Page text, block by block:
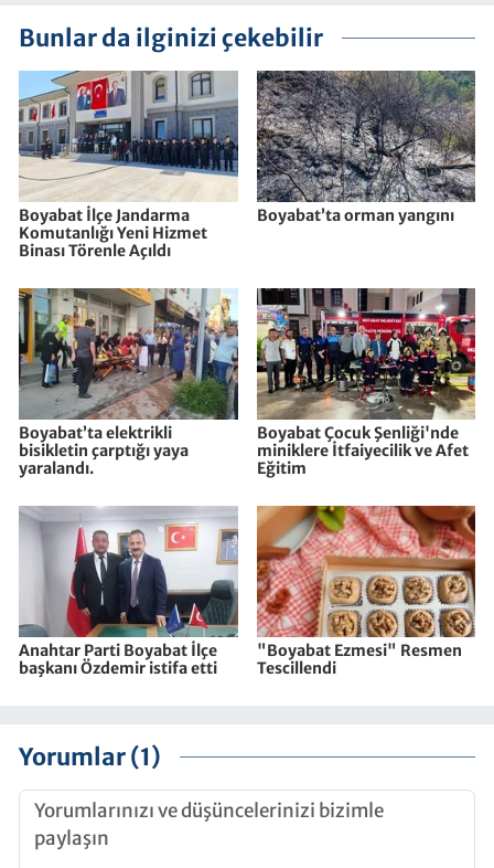
Bunlar da ilginizi çekebilir
Boyabat İlçe Jandarma
Komutanlığı Yeni Hizmet
Binası Törenle Açıldı
Boyabat’ta orman yangını
Boyabat’ta elektrikli
bisikletin çarptığı yaya
yaralandı.
Boyabat Çocuk Şenliği'nde
miniklere İtfaiyecilik ve Afet
Eğitim
Anahtar Parti Boyabat İlçe
başkanı Özdemir istifa etti
"Boyabat Ezmesi" Resmen
Tescillendi
Yorumlar (1)